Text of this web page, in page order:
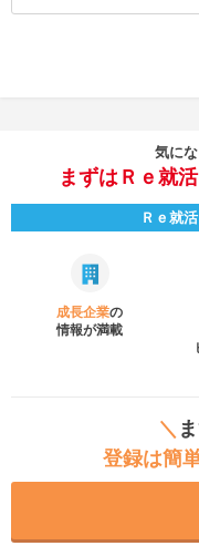
気に
まずはＲｅ就
Ｒｅ就
成長企業の
情報が満載
＼
登録は簡